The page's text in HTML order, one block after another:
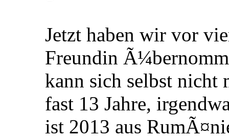
Jetzt haben wir vor
Freundin
kann sich selbst nicht
fast 13 Jahre,
ist 2013 aus